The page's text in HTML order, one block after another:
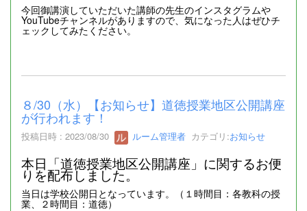
今回御講演していただいた講師の先生のインスタグラムや
YouTubeチャンネルがありますので、気になった人はぜひチ
ェックしてみたください。
８/30（水）【お知らせ】道徳授業地区公開講座
が行われます！
投稿日時 : 2023/08/30 ルーム管理者 カテゴリ:お知らせ
本日「道徳授業地区公開講座」に関するお便
りを配布しました。
当日は学校公開日となっています。（１時間目：各教科の授
業、２時間目：道徳）